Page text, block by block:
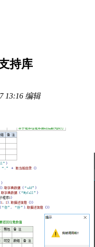
持库
13:16 编辑